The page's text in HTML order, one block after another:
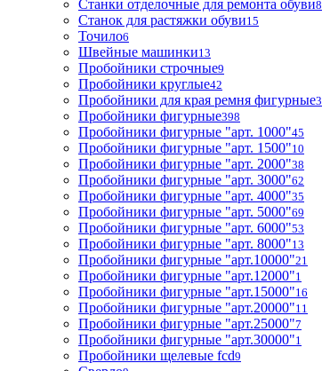
Станки отделочные для ремонта обуви8
Станок для растяжки обуви15
Точило6
Швейные машинки13
Пробойники строчные9
Пробойники круглые42
Пробойники для края ремня фигурные3
Пробойники фигурные398
Пробойники фигурные "арт. 1000"45
Пробойники фигурные "арт. 1500"10
Пробойники фигурные "арт. 2000"38
Пробойники фигурные "арт. 3000"62
Пробойники фигурные "арт. 4000"35
Пробойники фигурные "арт. 5000"69
Пробойники фигурные "арт. 6000"53
Пробойники фигурные "арт. 8000"13
Пробойники фигурные "арт.10000"21
Пробойники фигурные "арт.12000"1
Пробойники фигурные "арт.15000"16
Пробойники фигурные "арт.20000"11
Пробойники фигурные "арт.25000"7
Пробойники фигурные "арт.30000"1
Пробойники щелевые fcd9